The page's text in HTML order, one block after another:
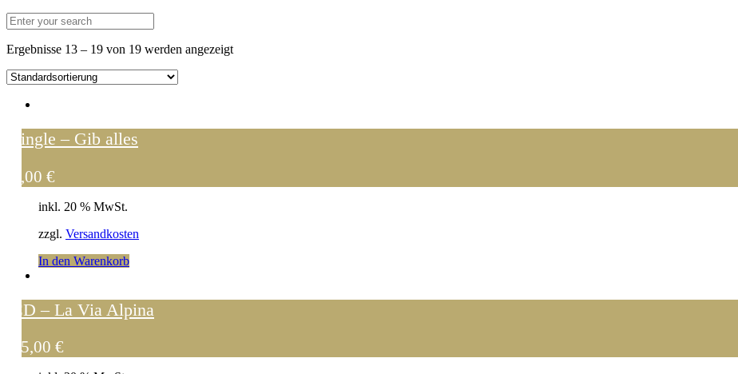
Ergebnisse 13 – 19 von 19 werden angezeigt
Single – Gib alles
8,00 €
inkl. 20 % MwSt.
zzgl. Versandkosten
In den Warenkorb
CD – La Via Alpina
15,00 €